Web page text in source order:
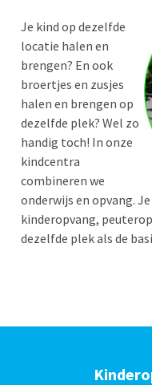
Je kind op dezelfde
locatie halen en
brengen? En ook
broertjes en zusjes
halen en brengen op
dezelfde plek? Wel zo
handig toch! In onze
kindcentra
combineren we
onderwijs en opvang.
kinderopvang,
dezelfde plek als de